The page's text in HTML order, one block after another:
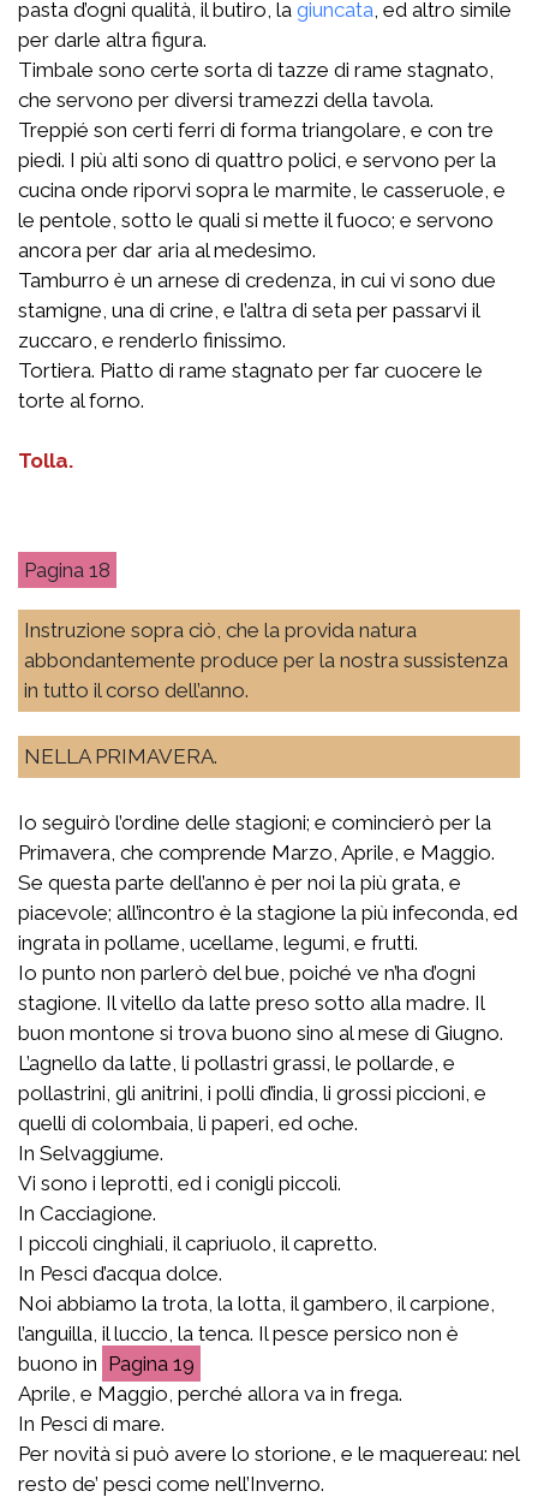
pasta d’ogni qualità, il butiro, la giuncata , ed altro simile
per darle altra figura.
Timbale sono certe sorta di tazze di rame stagnato,
che servono per diversi tramezzi della tavola.
Treppié son certi ferri di forma triangolare, e con tre
piedi. I più alti sono di quattro polici, e servono per la
cucina onde riporvi sopra le marmite, le casseruole, e
le pentole, sotto le quali si mette il fuoco; e servono
ancora per dar aria al medesimo.
Tamburro è un arnese di credenza, in cui vi sono due
stamigne, una di crine, e l’altra di seta per passarvi il
zuccaro, e renderlo finissimo.
Tortiera. Piatto di rame stagnato per far cuocere le
torte al forno.
Tolla.
18
Instruzione sopra ciò, che la provida natura
abbondantemente produce per la nostra sussistenza
in tutto il corso dell’anno.
NELLA PRIMAVERA.
Io seguirò l’ordine delle stagioni; e comincierò per la
Primavera, che comprende Marzo, Aprile, e Maggio.
Se questa parte dell’anno è per noi la più grata, e
piacevole; all’incontro è la stagione la più infeconda, ed
ingrata in pollame, ucellame, legumi, e frutti.
Io punto non parlerò del bue, poiché ve n’ha d’ogni
stagione. Il vitello da latte preso sotto alla madre. Il
buon montone si trova buono sino al mese di Giugno.
L’agnello da latte, li pollastri grassi, le pollarde, e
pollastrini, gli anitrini, i polli d’india, li grossi piccioni, e
quelli di colombaia, li paperi, ed oche.
In Selvaggiume.
Vi sono i leprotti, ed i conigli piccoli.
In Cacciagione.
I piccoli cinghiali, il capriuolo, il capretto.
In Pesci d’acqua dolce.
Noi abbiamo la trota, la lotta, il gambero, il carpione,
l’anguilla, il luccio, la tenca. Il pesce persico non è
buono in
19
Aprile, e Maggio, perché allora va in frega.
In Pesci di mare.
Per novità si può avere lo storione, e le maquereau: nel
resto de’ pesci come nell’Inverno.